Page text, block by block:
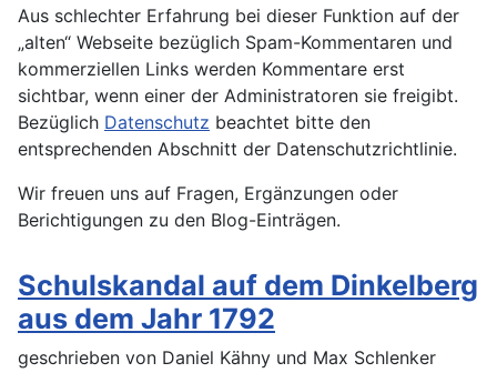
Aus schlechter Erfahrung bei dieser Funktion auf der
„alten“ Webseite bezüglich Spam-Kommentaren und
kommerziellen Links werden Kommentare erst
sichtbar, wenn einer der Administratoren sie freigibt.
Bezüglich Datenschutz beachtet bitte den
entsprechenden Abschnitt der Datenschutzrichtlinie.
Wir freuen uns auf Fragen, Ergänzungen oder
Berichtigungen zu den Blog-Einträgen.
Schulskandal auf dem Dinkelberg
aus dem Jahr 1792
geschrieben von Daniel Kähny und Max Schlenker